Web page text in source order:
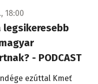
18:00
- PODCAST
ezúttal Kmeť